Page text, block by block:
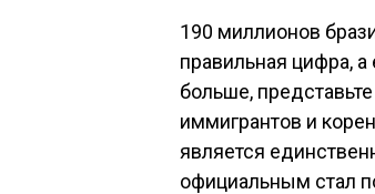
190 миллионов
правильная цифра,
больше,
иммигрантов и
является
официальным стал